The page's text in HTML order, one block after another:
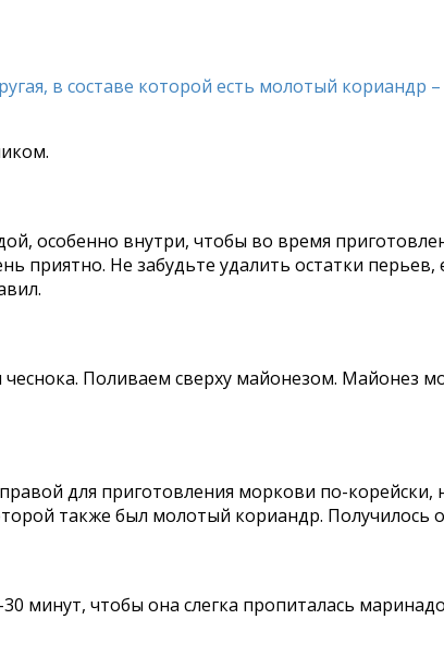
в составе которой есть молотый кориандр –
особенно внутри, чтобы во время
приятно. Не забудьте удалить остатки
Поливаем сверху майонезом. Майонез
для приготовления моркови по-корейски,
также был молотый кориандр. Получилось
минут, чтобы она слегка пропиталась